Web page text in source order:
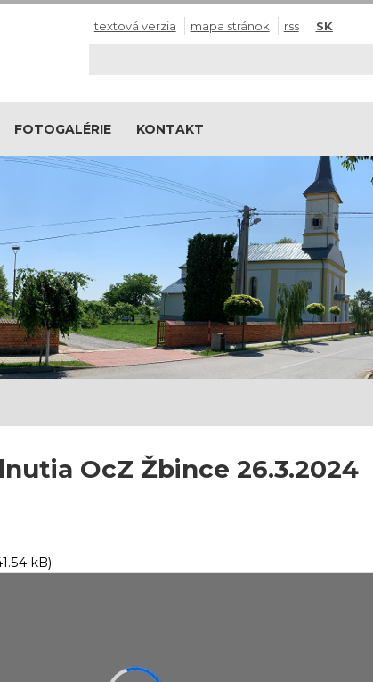
textová verzia mapa stránok rss SK
FOTOGALÉRIE KONTAKT
OcZ Žbince 26.3.2024
kB)